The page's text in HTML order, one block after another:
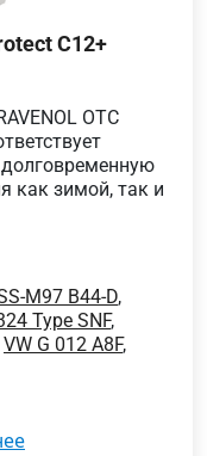
C12+
OTC
долговременную
как зимой, так и
M97 B44-D,
Type SNF,
VW G 012 A8F,